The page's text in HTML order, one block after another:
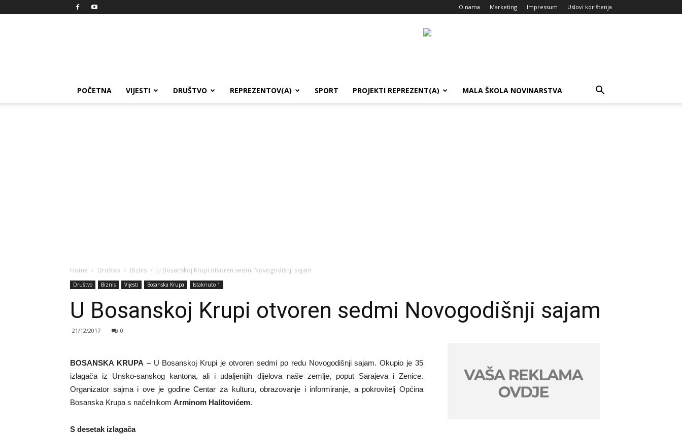
O nama Marketing Impressum Uslovi korištenja
POČETNA VIJESTI DRUŠTVO REPREZENTOV(A) SPORT PROJEKTI REPREZENT(A) MALA ŠKOLA NOVINARSTVA
Home Društvo Biznis U Bosanskoj Krupi otvoren sedmi Novogodišnji sajam
Društvo Biznis Vijesti Bosanska Krupa Istaknuto 1
U Bosanskoj Krupi otvoren sedmi Novogodišnji sajam
21/12/2017 0
BOSANSKA KRUPA – U Bosanskoj Krupi je otvoren sedmi po redu Novogodišnji sajam. Okupio je 35
izlagača iz Unsko-sanskog kantona, ali i udaljenijih dijelova naše zemlje, poput Sarajeva i Zenice.
Organizator sajma i ove je godine Centar za kulturu, obrazovanje i informiranje, a pokrovitelj Općina
Bosanska Krupa s načelnikom Arminom Halitovićem.
S desetak izlagača